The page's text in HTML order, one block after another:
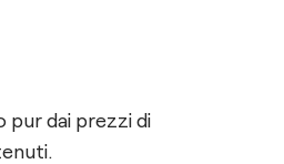
pur dai prezzi di